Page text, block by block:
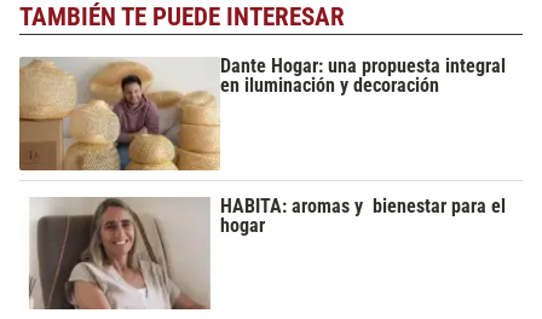
TAMBIÉN TE PUEDE INTERESAR
Dante Hogar: una propuesta integral
en iluminación y decoración
HABITA: aromas y bienestar para el
hogar